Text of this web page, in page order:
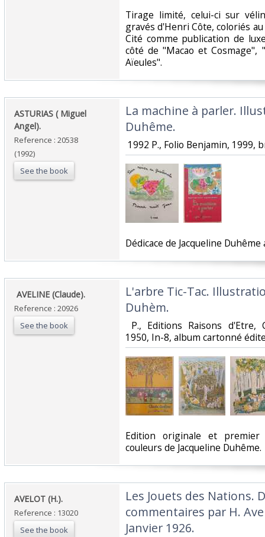
‎Tirage limité, celui-ci sur
gravés d'Henri Côte, coloriés
Cité comme publication de
côté de "Macao et Cosmage",
Aïeules". ‎
‎ASTURIAS ( Miguel
Angel).‎
Reference : 20538
(1992)
See the book
‎La machine à parler.
Duhême.‎
1992 P., Folio Benjamin, 1999,
‎Dédicace de Jacqueline
‎ AVELINE (Claude).‎
Reference : 20926
See the book
‎L'arbre Tic-Tac.
Duhèm.‎
P., Editions Raisons d'Etre,
1950, In-8, album cartonné
‎Edition originale et
couleurs de Jacqueline Duhême. ‎
‎AVELOT (H.).‎
Reference : 13020
See the book
‎Les Jouets des Nations.
commentaires par H.
Janvier 1926.‎